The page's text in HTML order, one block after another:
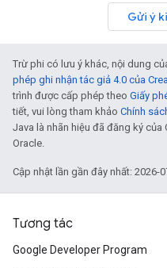
Gửi ý
Trừ phi có lưu ý khác, nội dung
phép ghi nhận tác giả 4.0 của
trình được cấp phép theo Giấy
tiết, vui lòng tham khảo Chính
Java là nhãn hiệu đã đăng ký
Oracle.
Cập nhật lần gần đây nhất: 2026-
Tương tác
Google Developer Program